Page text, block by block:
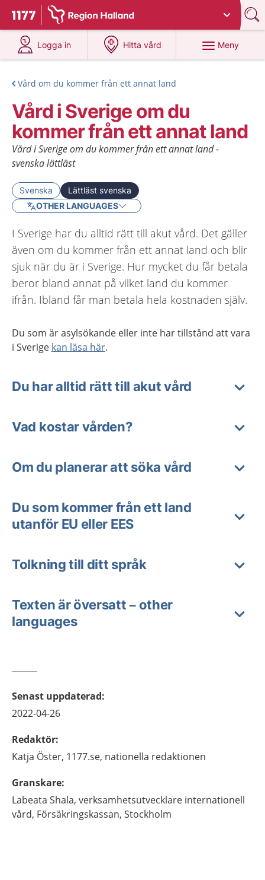
Till startsidan för 1177
Du har valt region Halland
Logga in
på 1177.se
Hitta vård
på 1177.se
Meny
Vård om du kommer från ett annat land
Vård i Sverige om du
kommer från ett annat land
Vård i Sverige om du kommer från ett annat land -
svenska lättläst
Svenska
Lättläst svenska
OTHER LANGUAGES
I Sverige har du alltid rätt till akut vård. Det gäller
även om du kommer från ett annat land och blir
sjuk när du är i Sverige. Hur mycket du får betala
beror bland annat på vilket land du kommer
ifrån. Ibland får man betala hela kostnaden själv.
Du som är asylsökande eller inte har tillstånd att vara
i Sverige kan läsa här.
Du har alltid rätt till akut vård
Vad kostar vården?
Om du planerar att söka vård
Du som kommer från ett land
utanför EU eller EES
Tolkning till ditt språk
Texten är översatt – other
languages
Senast uppdaterad:
2022-04-26
Redaktör:
Katja Öster, 1177.se, nationella redaktionen
Granskare:
Labeata Shala, verksamhetsutvecklare internationell
vård, Försäkringskassan, Stockholm